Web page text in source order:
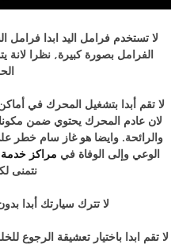
لا تستخدم فرامل اليد ابدا فرامل
الفرامل بصورة كبيرة, نظرا لانة
لا تقم أبدا بتشغيل المحرك في
لان عادم المحرك يحتوي ضمن
والرائحة. وايضا هو غاز سام خطر
الوعي وإلى الوفاة في مراكز خدمة
نتمنى
لا تترك سيارتك أبدا
لا تقم ابدا باختيار تعشيقة الرجوع